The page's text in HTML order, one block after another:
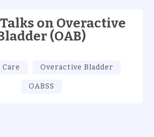
on Overactive
(OAB)
Overactive Bladder
OABSS